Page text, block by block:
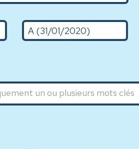
A (31/01/2020)
3